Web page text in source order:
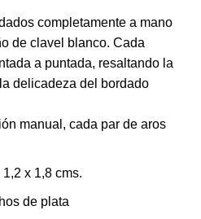
completamente a mano
de clavel blanco. Cada
a puntada, resaltando la
delicadeza del bordado
manual, cada par de aros
x 1,8 cms.
de plata